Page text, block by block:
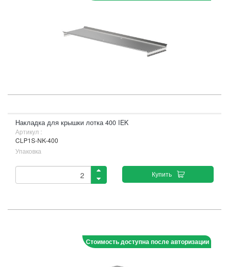
Накладка для крышки лотка 400 IEK
Артикул :
CLP1S-NK-400
Упаковка
Купить
Стоимость доступна после авторизации